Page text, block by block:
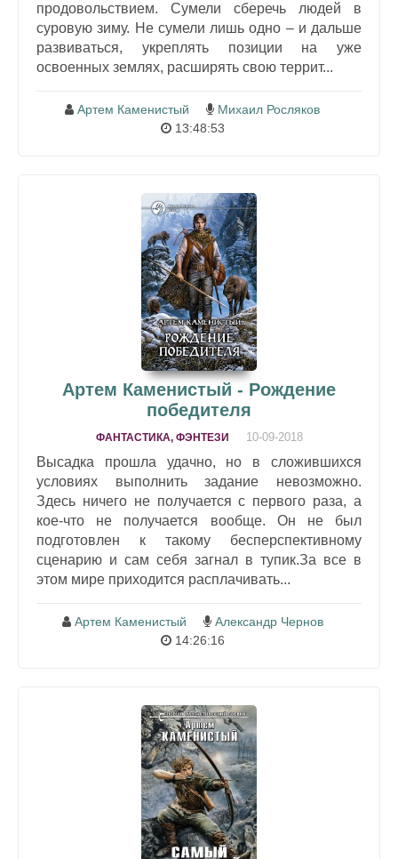
продовольствием. Сумели сберечь людей в
суровую зиму. Не сумели лишь одно – и дальше
развиваться, укреплять позиции на уже
освоенных землях, расширять свою террит...
Артем Каменистый
Михаил Росляков
13:48:53
Артем Каменистый - Рождение
победителя
ФАНТАСТИКА, ФЭНТЕЗИ 10-09-2018
Высадка прошла удачно, но в сложившихся
условиях выполнить задание невозможно.
Здесь ничего не получается с первого раза, а
кое-что не получается вообще. Он не был
подготовлен к такому бесперспективному
сценарию и сам себя загнал в тупик.За все в
этом мире приходится расплачивать...
Артем Каменистый
Александр Чернов
14:26:16